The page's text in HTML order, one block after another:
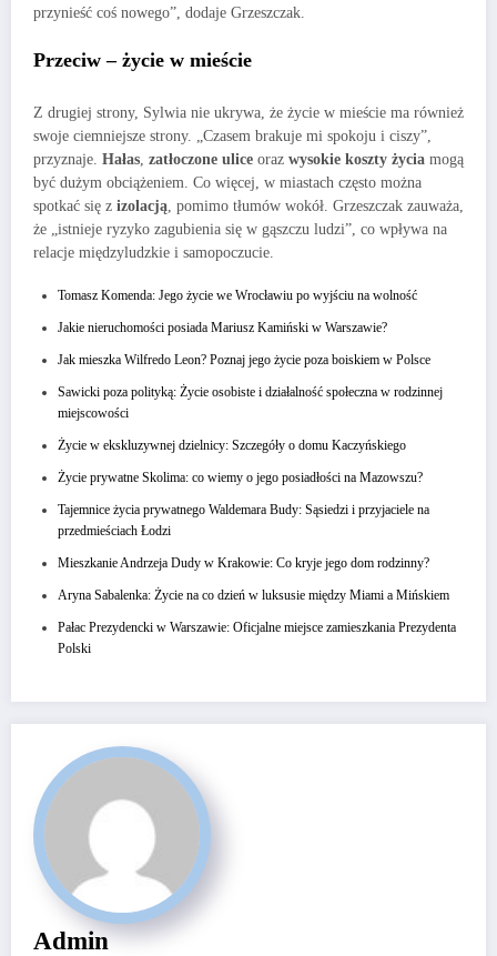
przynieść coś nowego”, dodaje Grzeszczak.
Przeciw – życie w mieście
Z drugiej strony, Sylwia nie ukrywa, że życie w mieście ma również
swoje ciemniejsze strony. „Czasem brakuje mi spokoju i ciszy”,
przyznaje. Hałas zatłoczone ulice oraz wysokie koszty życia mogą
być dużym obciążeniem. Co więcej, w miastach często można
spotkać się z izolacją , pomimo tłumów wokół. Grzeszczak zauważa,
że „istnieje ryzyko zagubienia się w gąszczu ludzi”, co wpływa na
relacje międzyludzkie i samopoczucie.
Tomasz Komenda: Jego życie we Wrocławiu po wyjściu na wolność
Jakie nieruchomości posiada Mariusz Kamiński w Warszawie?
Jak mieszka Wilfredo Leon? Poznaj jego życie poza boiskiem w Polsce
Sawicki poza polityką: Życie osobiste i działalność społeczna w rodzinnej
miejscowości
Życie w ekskluzywnej dzielnicy: Szczegóły o domu Kaczyńskiego
Życie prywatne Skolima: co wiemy o jego posiadłości na Mazowszu?
Tajemnice życia prywatnego Waldemara Budy: Sąsiedzi i przyjaciele na
przedmieściach Łodzi
Mieszkanie Andrzeja Dudy w Krakowie: Co kryje jego dom rodzinny?
Aryna Sabalenka: Życie na co dzień w luksusie między Miami a Mińskiem
Pałac Prezydencki w Warszawie: Oficjalne miejsce zamieszkania Prezydenta
Polski
Admin